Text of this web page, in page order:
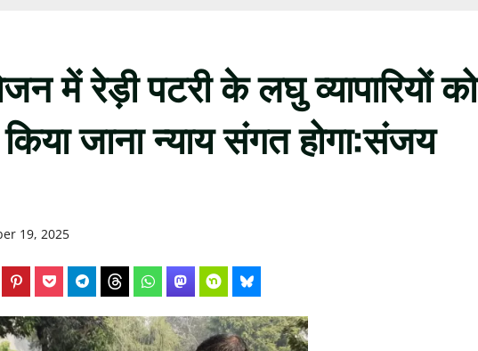
में रेड़ी पटरी के लघु व्यापारियों को
जाना न्याय संगत होगा:संजय
19, 2025